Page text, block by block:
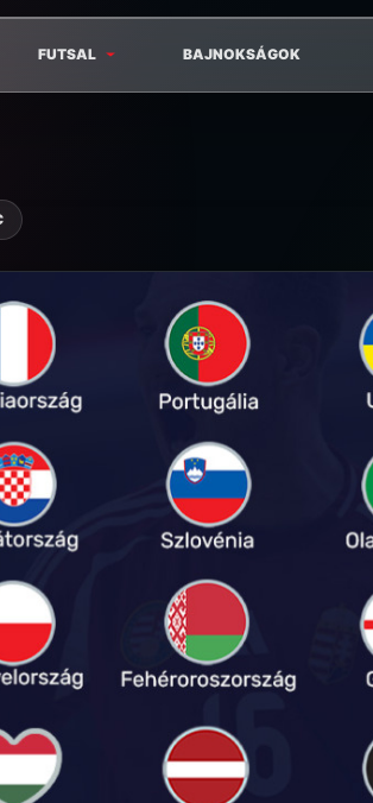
FUTSAL BAJNOKSÁGOK